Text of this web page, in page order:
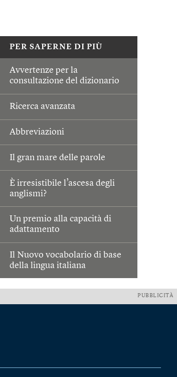
PER SAPERNE DI PIÙ
Avvertenze per la
consultazione del dizionario
Ricerca avanzata
Abbreviazioni
Il gran mare delle parole
È irresistibile l’ascesa degli
anglismi?
Un premio alla capacità di
adattamento
Il Nuovo vocabolario di base
della lingua italiana
PUBBLICITÀ